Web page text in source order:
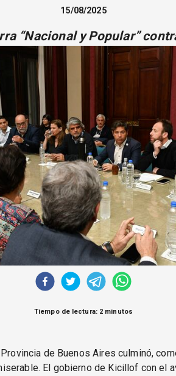
15/08/2025
“Nacional y Popular”
Tiempo de lectura: 2 minutos
de Buenos Aires culminó,
El gobierno de Kicillof con el